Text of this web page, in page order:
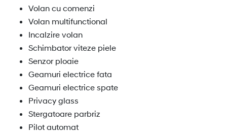
Volan cu comenzi
Volan multifunctional
Incalzire volan
Schimbator viteze piele
Senzor ploaie
Geamuri electrice fata
Geamuri electrice spate
Privacy glass
Stergatoare parbriz
Pilot automat